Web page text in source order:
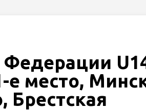
е место,
Брестская